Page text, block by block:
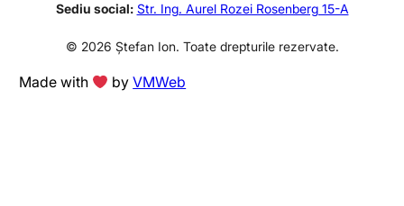
Sediu social: Str. Ing. Aurel Rozei Rosenberg 15-A
© 2026 Ștefan Ion. Toate drepturile rezervate.
Made with byVMWeb